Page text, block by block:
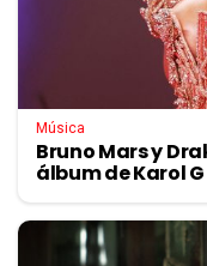
Música
Bruno Mars y
álbum de Karol G